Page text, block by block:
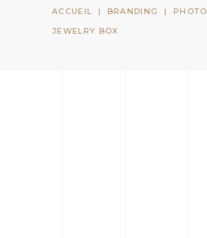
ACCUEIL | BRANDING | PHOTO
JEWELRY BOX